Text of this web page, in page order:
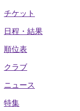
チケット
日程・結果
順位表
クラブ
ニュース
特集